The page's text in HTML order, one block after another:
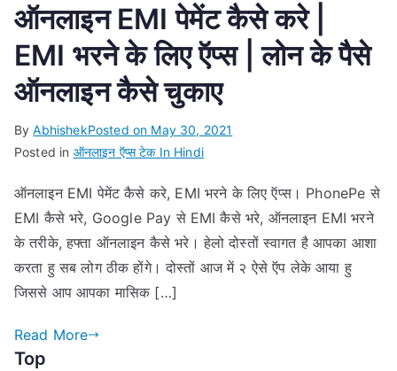
ऑनलाइन EMI पेमेंट कैसे करे |
EMI भरने के लिए ऍप्स | लोन के पैसे
ऑनलाइन कैसे चुकाए
ByAbhishekPosted on May 30, 2021
Posted in ऑनलाइन ऍप्स टेक In Hindi
ऑनलाइन EMI पेमेंट कैसे करे, EMI भरने के लिए ऍप्स। PhonePe से
EMI कैसे भरे, Google Pay से EMI कैसे भरे, ऑनलाइन EMI भरने
के तरीके, हफ्ता ऑनलाइन कैसे भरे। हेलो दोस्तों स्वागत है आपका आशा
करता हु सब लोग ठीक होंगे। दोस्तों आज में २ ऐसे ऍप लेके आया हु
जिससे आप आपका मासिक […]
Read More
Top